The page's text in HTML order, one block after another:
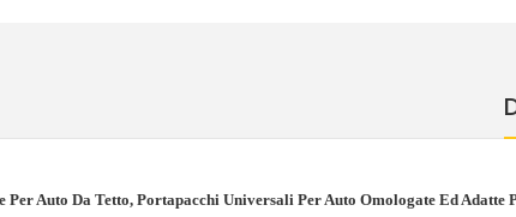
Per Auto Da Tetto, Portapacchi Universali Per Auto Omologate Ed Adatte